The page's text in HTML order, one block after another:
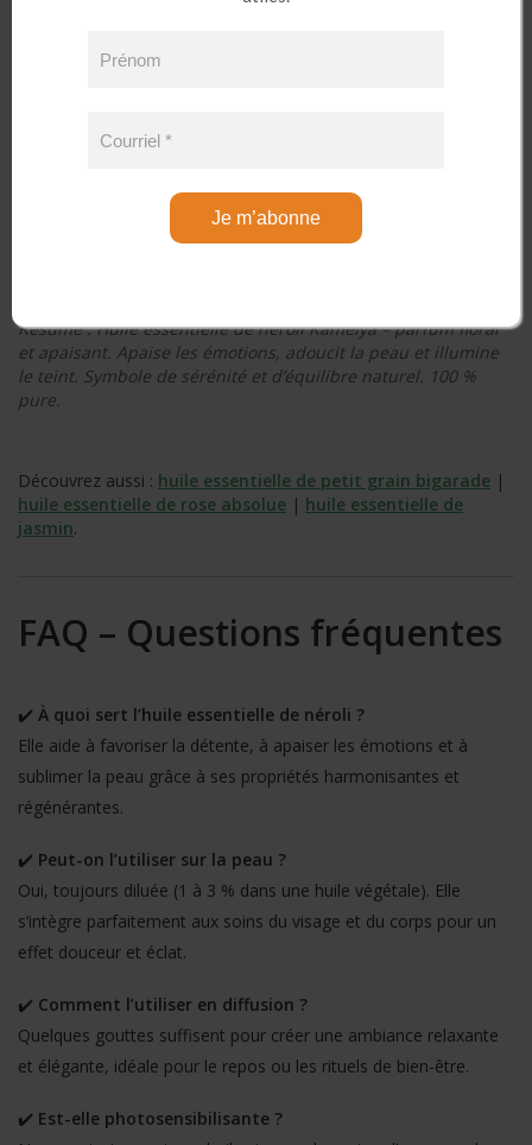
Huiles essentielles 100 % pures et authentiques • Expertise
pureté, leur richesse aromatique et leur fiabilité, dans le
respect des standards de qualité les plus élevés.
Résumé : Huile essentielle de néroli Kamelya – parfum floral
et apaisant. Apaise les émotions, adoucit la peau et illumine
le teint. Symbole de sérénité et d’équilibre naturel. 100 %
pure.
Découvrez aussi : huile essentielle de petit grain bigarade |
huile essentielle de rose absolue | huile essentielle de
jasmin.
FAQ – Questions fréquentes
✔️ À quoi sert l’huile essentielle de néroli ?
Elle aide à favoriser la détente, à apaiser les émotions et à
sublimer la peau grâce à ses propriétés harmonisantes et
régénérantes.
✔️ Peut-on l’utiliser sur la peau ?
Oui, toujours diluée (1 à 3 % dans une huile végétale). Elle
s’intègre parfaitement aux soins du visage et du corps pour un
effet douceur et éclat.
✔️ Comment l’utiliser en diffusion ?
Quelques gouttes suffisent pour créer une ambiance relaxante
et élégante, idéale pour le repos ou les rituels de bien-être.
✔️ Est-elle photosensibilisante ?
Prénom
Courriel *
Je m’abonne